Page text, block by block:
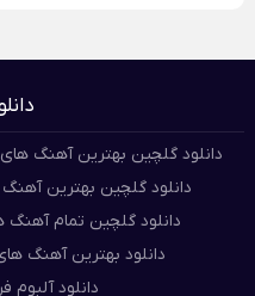
دانلود گلچین بهترین آهنگ های مسعود
دانلود گلچین بهترین
دانلود گلچین تمام
دانلود بهترین آهنگ
دانلود آلبوم